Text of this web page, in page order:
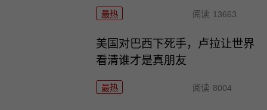
最热 阅读 13663
美国对巴西下死手，卢拉让世界
看清谁才是真朋友
最热 阅读 8004